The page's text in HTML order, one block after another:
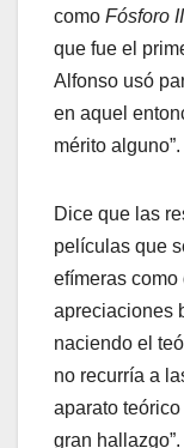
como Fósforo II
que fue el
Alfonso usó
en aquel
mérito alguno”.
Dice que las
películas que
efímeras
apreciaciones
naciendo el
no recurría a
aparato
gran hallazgo”.